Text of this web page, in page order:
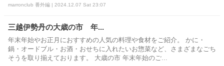
marronclub 番外編 | 2024.12.07 Sat 23:07
三越伊勢丹の大歳の市 年...
年末年始やお正月におすすめの人気の料理や食材をご紹介。 かに・
鍋・オードブル・お酒・おせちに入れたいお惣菜など、さまざまなごち
そうを取り揃えております。 大歳の市 年末年始のご...